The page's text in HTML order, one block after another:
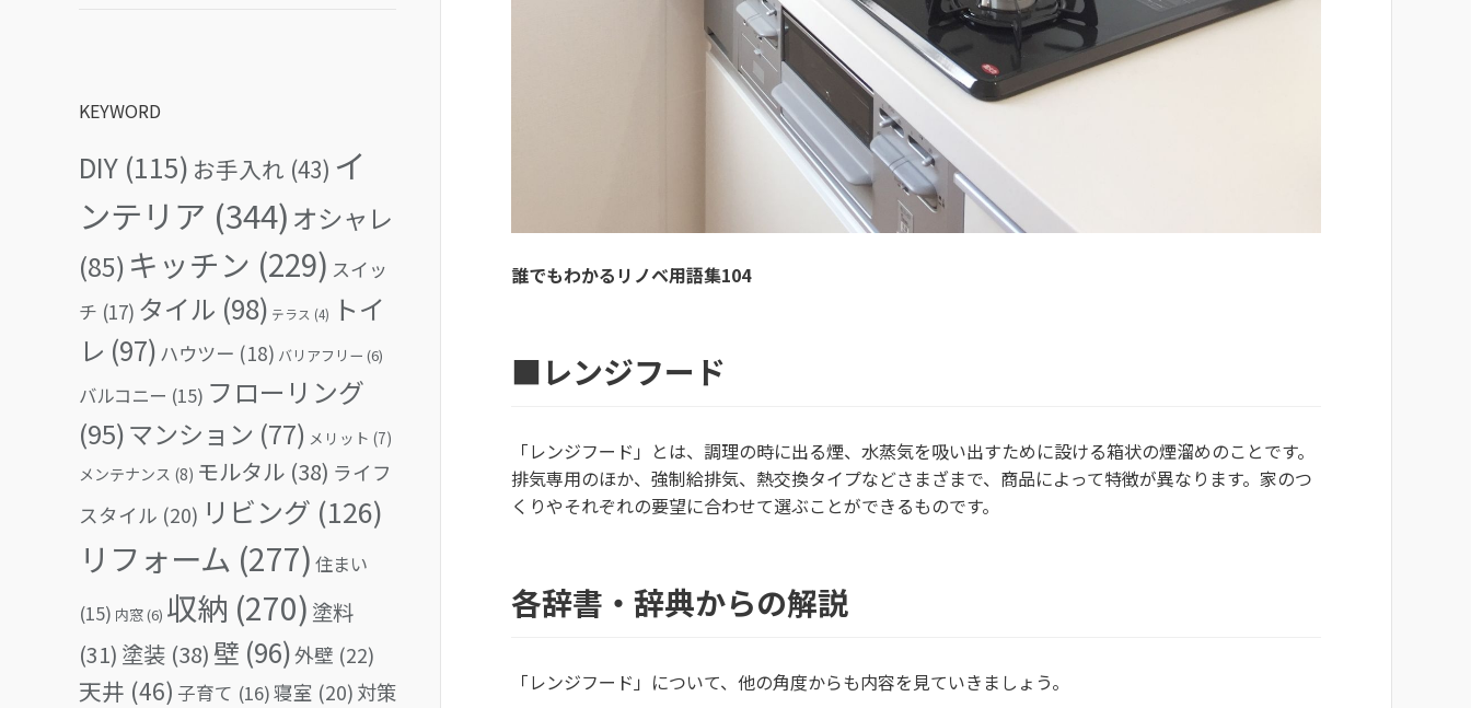
誰でもわかるリノベ用語集104
■レンジフード
「レンジフード」とは、調理の時に出る煙、水蒸気を吸い出すために設ける箱状の煙溜めのことです。
排気専用のほか、強制給排気、熱交換タイプなどさまざまで、商品によって特徴が異なります。家のつ
くりやそれぞれの要望に合わせて選ぶことができるものです。
各辞書・辞典からの解説
「レンジフード」について、他の角度からも内容を見ていきましょう。
KEYWORD
DIY (115) お手入れ (43) イ
ンテリア (344) オシャレ
(85) キッチン (229) スイッ
チ (17) タイル (98) テラス (4)
トイ
レ (97) ハウツー (18) バリアフリー (6)
バルコニー (15) フローリング
(95)マンション (77) メリット (7)
メンテナンス (8) モルタル (38) ライフ
スタイル (20) リビング (126)
リフォーム (277) 住まい
(15) 内窓(6) 収納 (270) 塗料
(31) 塗装 (38) 壁 (96)外壁 (22)
天井 (46) 子育て (16)寝室 (20) 対策